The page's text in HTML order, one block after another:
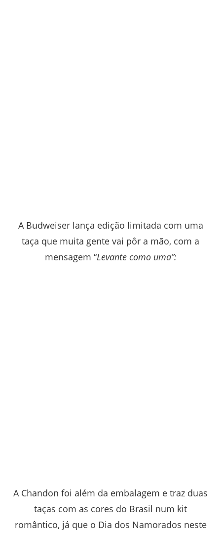
A Budweiser lança edição limitada com uma
taça que muita gente vai pôr a mão, com a
mensagem “Levante como uma”:
A Chandon foi além da embalagem e traz duas
taças com as cores do Brasil num kit
romântico, já que o Dia dos Namorados neste